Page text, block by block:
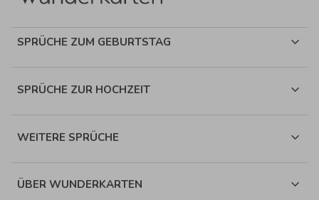
SPRÜCHE ZUM GEBURTSTAG
SPRÜCHE ZUR HOCHZEIT
WEITERE SPRÜCHE
ÜBER WUNDERKARTEN